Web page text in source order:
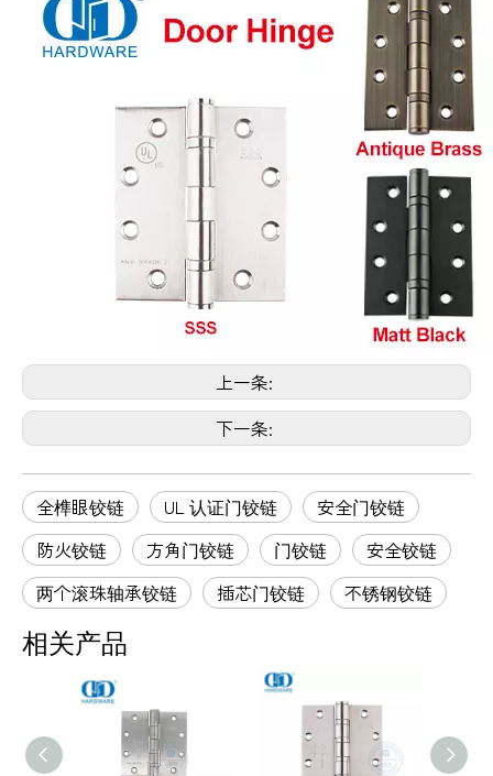
上一条:
下一条:
全榫眼铰链 UL 认证门铰链
安全门铰链
防火铰链
方角门铰链 门铰链
安全铰链
两个滚珠轴承铰链
插芯门铰链 不锈钢铰链
相关产品